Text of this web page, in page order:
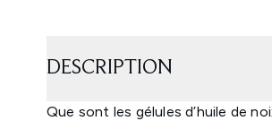
DESCRIPTION
Que sont les gélules d’huile de